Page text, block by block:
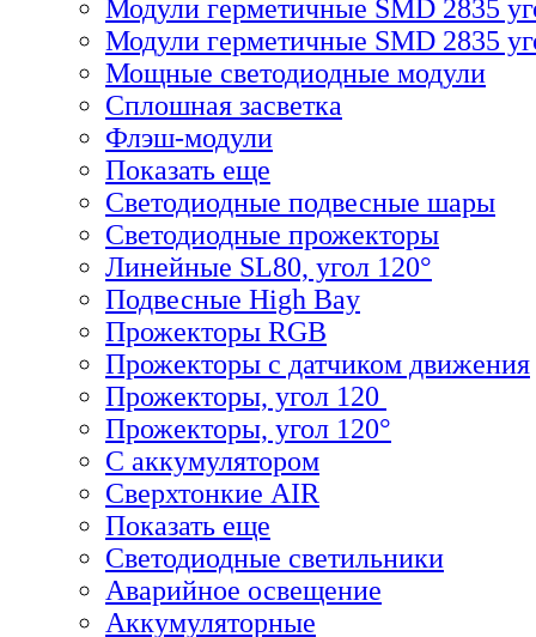
Модули герметичные SMD 2835
Модули герметичные SMD 2835
Мощные светодиодные модули
Сплошная засветка
Флэш-модули
Показать еще
Светодиодные подвесные шары
Светодиодные прожекторы
Линейные SL80, угол 120°
Подвесные High Bay
Прожекторы RGB
Прожекторы с датчиком движения
Прожекторы, угол 120
Прожекторы, угол 120°
С аккумулятором
Сверхтонкие AIR
Показать еще
Светодиодные светильники
Аварийное освещение
Аккумуляторные